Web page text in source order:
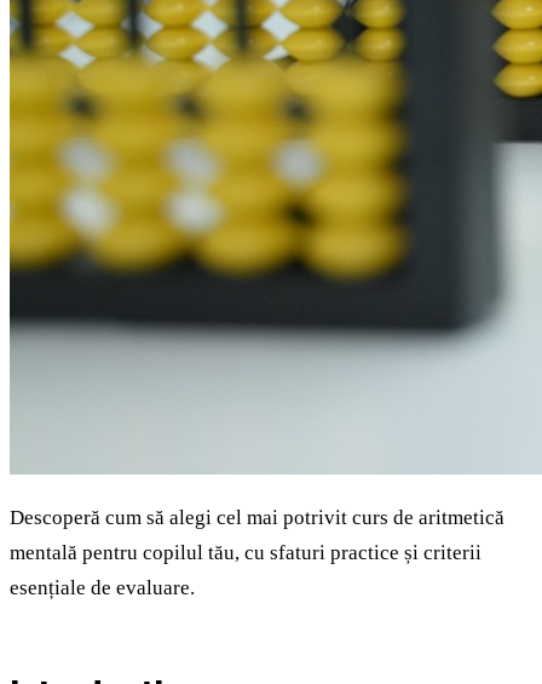
Descoperă cum să alegi cel mai potrivit curs de aritmetică
mentală pentru copilul tău, cu sfaturi practice și criterii
esențiale de evaluare.